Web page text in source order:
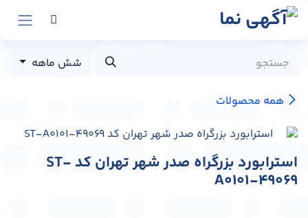
پرش به محتوا
همه محصولات
شش ماهه
استرابورد بزرگراه صدر شهر تهران کد ST-
A0101-49069